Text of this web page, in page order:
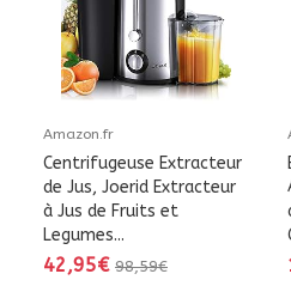
Amazon.fr
Centrifugeuse Extracteur
de Jus, Joerid Extracteur
à Jus de Fruits et
Legumes...
42,95€ 98,59€